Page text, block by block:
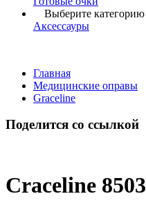
Выберите категорию
Аксессауры
Главная
Медицинские оправы
Graceline
Поделится со ссылкой
Craceline 8503